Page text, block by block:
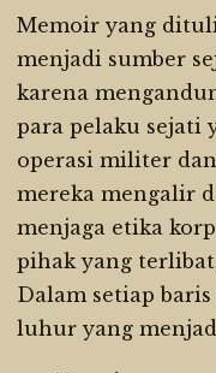
Memoir yang
menjadi sumber
karena
para pelaku sejati
operasi militer
mereka mengalir
menjaga etika
pihak yang
Dalam setiap
luhur yang